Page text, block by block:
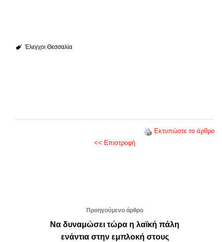
Έλεγχοι Θεσσαλία
Εκτυπώστε το άρθρο
<< Επιστροφή
Προηγούμενο άρθρο
Να δυναμώσει τώρα η λαϊκή πάλη
ενάντια στην εμπλοκή στους